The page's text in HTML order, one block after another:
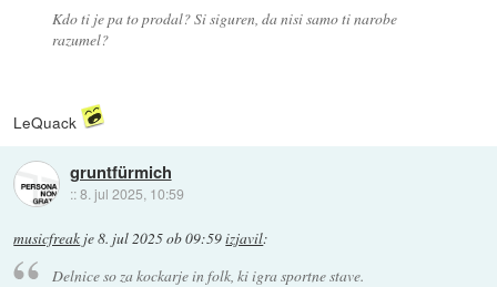
Kdo ti je pa to prodal? Si siguren, da nisi samo ti narobe
razumel?
LeQuack
gruntfürmich
::8. jul 2025, 10:59
musicfreak je8. jul 2025 ob 09:59izjavil:
Delnice so za kockarje in folk, ki igra sportne stave.